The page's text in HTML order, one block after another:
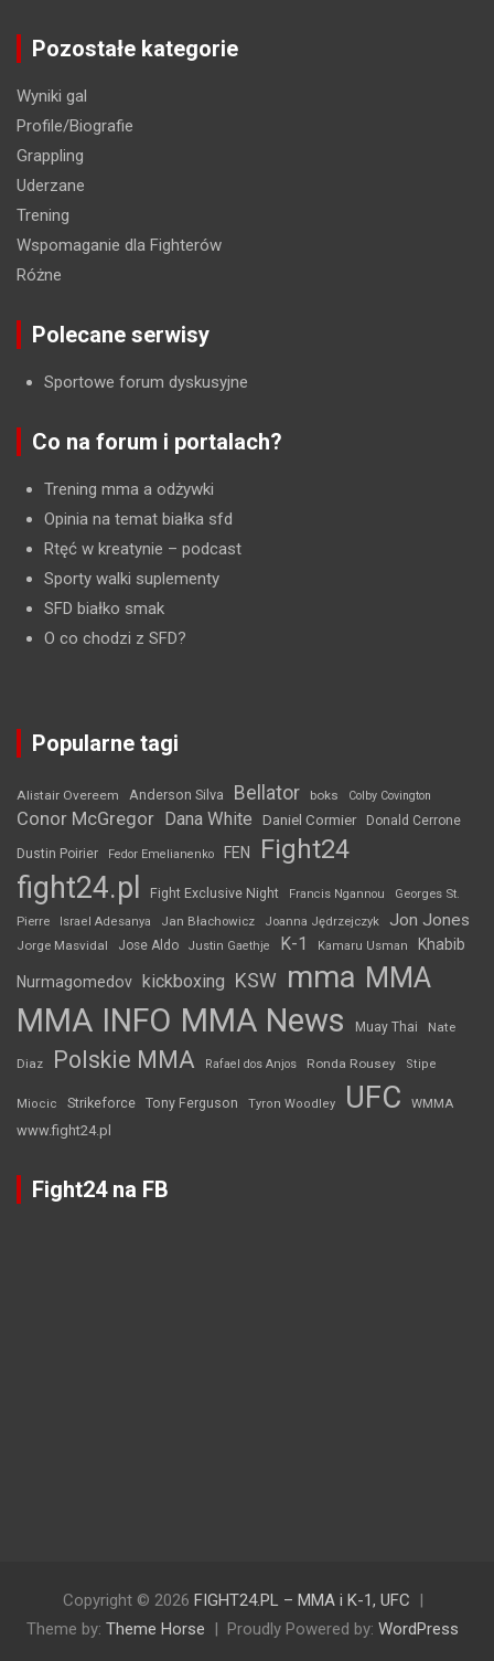
Pozostałe kategorie
Wyniki gal
Profile/Biografie
Grappling
Uderzane
Trening
Wspomaganie dla Fighterów
Różne
Polecane serwisy
Sportowe forum dyskusyjne
Co na forum i portalach?
Trening mma a odżywki
Opinia na temat białka sfd
Rtęć w kreatynie – podcast
Sporty walki suplementy
SFD białko smak
O co chodzi z SFD?
Popularne tagi
Alistair Overeem Anderson Silva Bellator boks Colby Covington
Conor McGregor Dana White Daniel Cormier Donald Cerrone
Dustin Poirier Fedor Emelianenko FEN Fight24
fight24.pl Fight Exclusive Night Francis Ngannou
Georges St.
Pierre
Israel Adesanya Jan Błachowicz Joanna Jędrzejczyk Jon Jones
Jorge Masvidal Jose Aldo Justin Gaethje K-1 Kamaru Usman Khabib
Nurmagomedov kickboxing KSW mma MMA
MMA INFO MMA News Muay Thai Nate
Diaz Polskie MMA Rafael dos Anjos Ronda Rousey Stipe
Miocic Strikeforce Tony Ferguson Tyron Woodley UFC WMMA
www.fight24.pl
Fight24 na FB
Copyright © 2026 FIGHT24.PL – MMA i K-1, UFC
Theme by: Theme Horse Proudly Powered by: WordPress